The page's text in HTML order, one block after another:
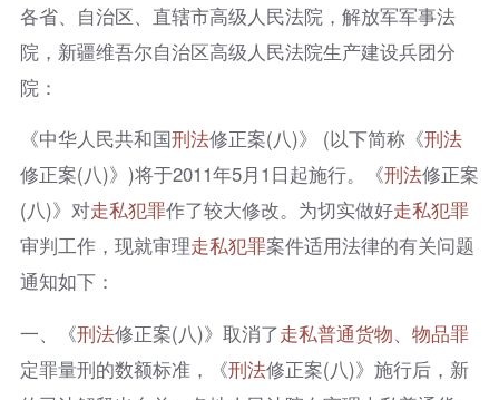
各省、自治区、直辖市高级人民法院，解放军军事法
院，新疆维吾尔自治区高级人民法院生产建设兵团分
院：
《中华人民共和国刑法修正案(八)》 (以下简称《刑法
修正案(八)》)将于2011年5月1日起施行。《刑法修正案
(八)》对走私犯罪作了较大修改。为切实做好走私犯罪
审判工作，现就审理走私犯罪案件适用法律的有关问题
通知如下：
一、《刑法修正案(八)》取消了走私普通货物、物品罪
定罪量刑的数额标准，《刑法修正案(八)》施行后，新